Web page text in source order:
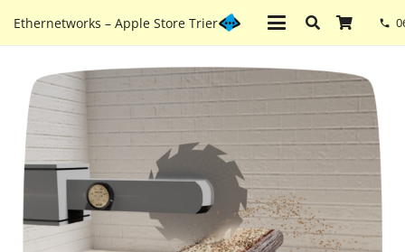
Ethernetworks – Apple Store Trier phone